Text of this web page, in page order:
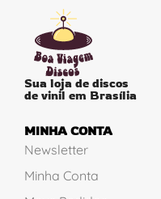
Sua loja de discos
de vinil em Brasília
MINHA CONTA
Newsletter
Minha Conta